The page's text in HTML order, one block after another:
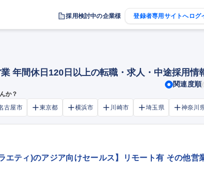
採用検討中の企業様 登録者専用サイトへログ
年間休日120日以上の転職・求人・中途採用情
関連度順
か？
古屋市 東京都 横浜市 川崎市 埼玉県 神奈川
エティ)のアジア向けセールス】リモート有 その他営